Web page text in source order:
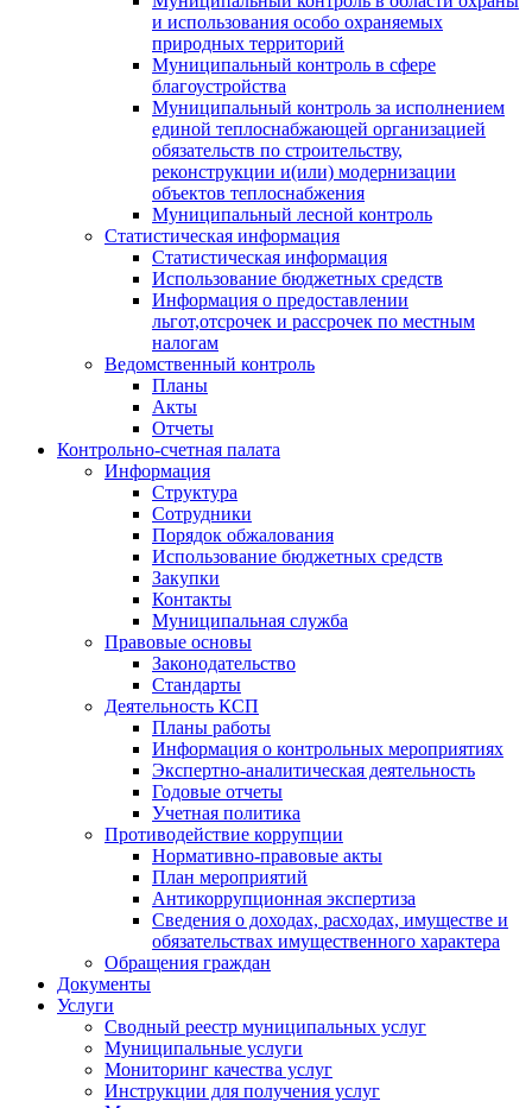
и использования особо охраняемых
природных территорий
Муниципальный контроль в сфере
благоустройства
Муниципальный контроль за исполнением
единой теплоснабжающей организацией
обязательств по строительству,
реконструкции и(или) модернизации
объектов теплоснабжения
Муниципальный лесной контроль
Статистическая информация
Статистическая информация
Использование бюджетных средств
Информация о предоставлении
льгот,отсрочек и рассрочек по местным
налогам
Ведомственный контроль
Планы
Акты
Отчеты
Контрольно-счетная палата
Информация
Структура
Сотрудники
Порядок обжалования
Использование бюджетных средств
Закупки
Контакты
Муниципальная служба
Правовые основы
Законодательство
Стандарты
Деятельность КСП
Планы работы
Информация о контрольных мероприятиях
Экспертно-аналитическая деятельность
Годовые отчеты
Учетная политика
Противодействие коррупции
Нормативно-правовые акты
План мероприятий
Антикоррупционная экспертиза
Сведения о доходах, расходах, имуществе и
обязательствах имущественного характера
Обращения граждан
Документы
Услуги
Сводный реестр муниципальных услуг
Муниципальные услуги
Мониторинг качества услуг
Инструкции для получения услуг